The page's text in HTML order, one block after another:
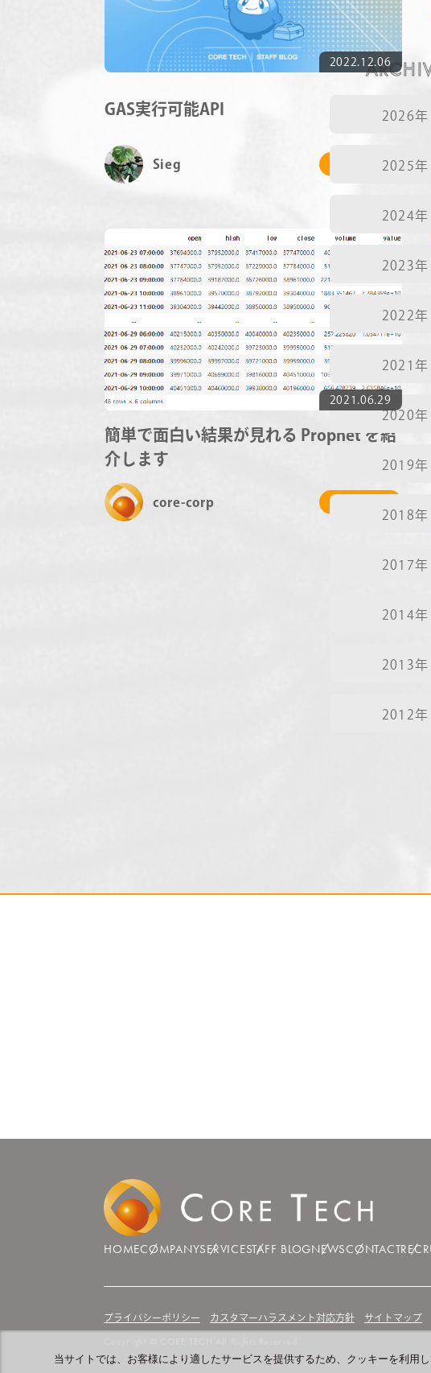
2022.12.06
GAS実行可能API
Sieg # テクログ
2021.06.29
簡単で面白い結果が見れる Prophet を紹
介します
core-corp
2026年
2025年
2024年
2023年
2022年
2021年
2020年
2019年
2018年
2017年
2014年
2013年
2012年
HOMECOMPANYSERVICESTAFF BLOGNEWSCONTACT
プライバシーポリシー カスタマーハラスメント対応方針 サイトマップ
当サイトでは、お客様により適したサービスを提供するため、クッキーを利用